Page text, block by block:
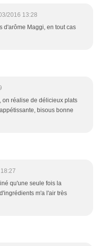
2016 13:28
d'arôme Maggi, en tout cas
on réalise de délicieux plats
bisous bonne
qu'une seule fois la
m'a l'air très